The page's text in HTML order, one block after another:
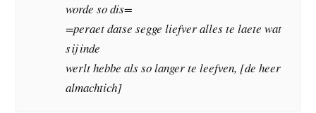
worde so dis=
=peraet datse segge liefver alles te laete wat
sij inde
werlt hebbe als so langer te leefven, [de heer
almachtich]